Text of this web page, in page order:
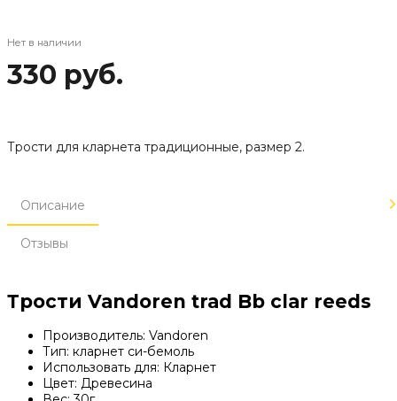
Нет в наличии
330 руб.
Трости для кларнета традиционные, размер 2.
Описание
Отзывы
Трости Vandoren trad Bb clar reeds
Производитель: Vandoren
Тип: кларнет си-бемоль
Использовать для: Кларнет
Цвет: Древесина